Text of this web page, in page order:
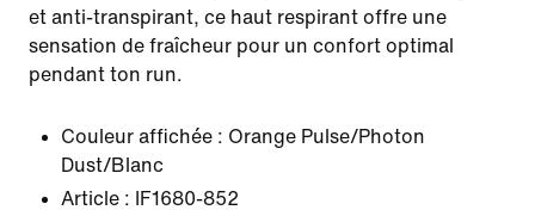
et anti-transpirant, ce haut respirant offre une
sensation de fraîcheur pour un confort optimal
pendant ton run.
Couleur affichée : Orange Pulse/Photon
Dust/Blanc
Article :
IF1680-852